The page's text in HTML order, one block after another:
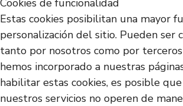
Estas cookies posibilitan una mayor
personalización del sitio. Pueden ser
tanto por nosotros como por
hemos incorporado a nuestras
habilitar estas cookies, es posible
nuestros servicios no operen de